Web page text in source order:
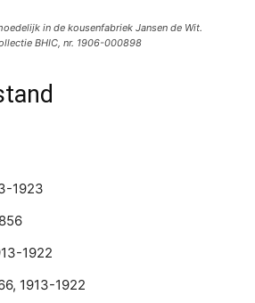
in de kousenfabriek Jansen de Wit.
BHIC, nr. 1906-000898
1923
1922
1913-1922